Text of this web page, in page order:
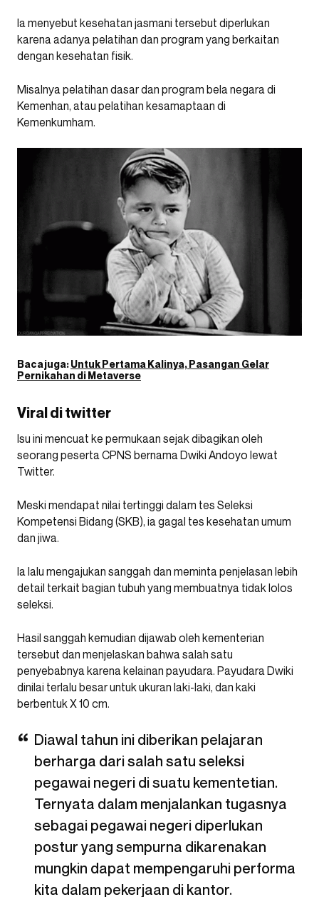
Ia menyebut kesehatan jasmani tersebut diperlukan
karena adanya pelatihan dan program yang berkaitan
dengan kesehatan fisik.
Misalnya pelatihan dasar dan program bela negara di
Kemenhan, atau pelatihan kesamaptaan di
Kemenkumham.
Baca juga:Untuk Pertama Kalinya, Pasangan Gelar
Pernikahan di Metaverse
Viral di twitter
Isu ini mencuat ke permukaan sejak dibagikan oleh
seorang peserta CPNS bernama Dwiki Andoyo lewat
Twitter.
Meski mendapat nilai tertinggi dalam tes Seleksi
Kompetensi Bidang (SKB), ia gagal tes kesehatan umum
dan jiwa.
Ia lalu mengajukan sanggah dan meminta penjelasan lebih
detail terkait bagian tubuh yang membuatnya tidak lolos
seleksi.
Hasil sanggah kemudian dijawab oleh kementerian
tersebut dan menjelaskan bahwa salah satu
penyebabnya karena kelainan payudara. Payudara Dwiki
dinilai terlalu besar untuk ukuran laki-laki, dan kaki
berbentuk X 10 cm.
Diawal tahun ini diberikan pelajaran
berharga dari salah satu seleksi
pegawai negeri di suatu kementetian.
Ternyata dalam menjalankan tugasnya
sebagai pegawai negeri diperlukan
postur yang sempurna dikarenakan
mungkin dapat mempengaruhi performa
kita dalam pekerjaan di kantor.